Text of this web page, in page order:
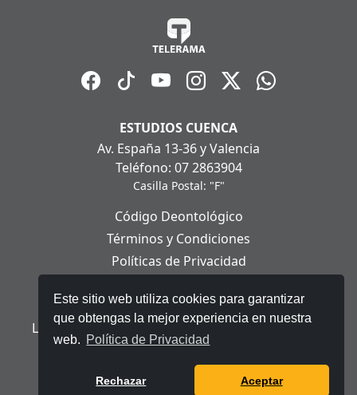
Este sitio web utiliza cookies para garantizar
que obtengas la mejor experiencia en nuestra
web. Política de Privacidad
Rechazar Aceptar
ESTUDIOS CUENCA
Av. España 13-36 y Valencia
Teléfono: 07 2863904
Casilla Postal: "F"
Código Deontológico
Términos y Condiciones
Políticas de Privacidad
Aviso Legal
Ley Orgánica de Protección de Datos Personales
© 2025 Telerama - Todos los derechos reservados.